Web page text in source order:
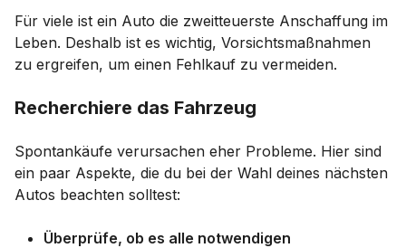
Für viele ist ein Auto die zweitteuerste Anschaffung im
Leben. Deshalb ist es wichtig, Vorsichtsmaßnahmen
zu ergreifen, um einen Fehlkauf zu vermeiden.
Recherchiere das Fahrzeug
Spontankäufe verursachen eher Probleme. Hier sind
ein paar Aspekte, die du bei der Wahl deines nächsten
Autos beachten solltest:
Überprüfe, ob es alle notwendigen